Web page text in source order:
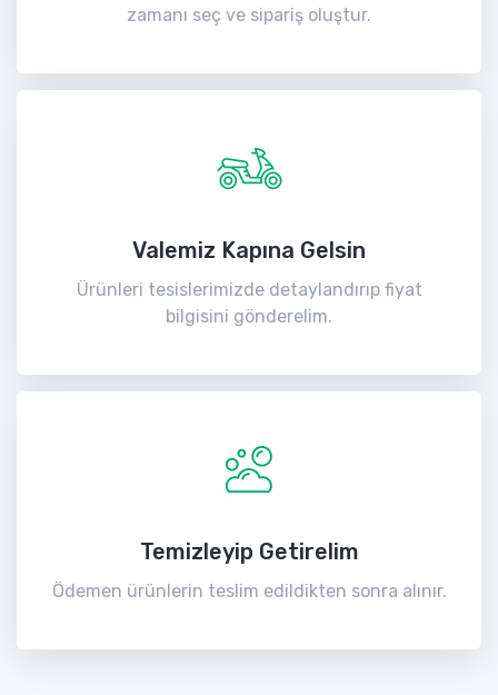
zamanı seç ve sipariş oluştur.
Valemiz Kapına Gelsin
Ürünleri tesislerimizde detaylandırıp fiyat
bilgisini gönderelim.
Temizleyip Getirelim
Ödemen ürünlerin teslim edildikten sonra alınır.